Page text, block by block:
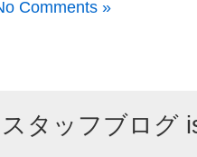
Comments »
タッフブログ